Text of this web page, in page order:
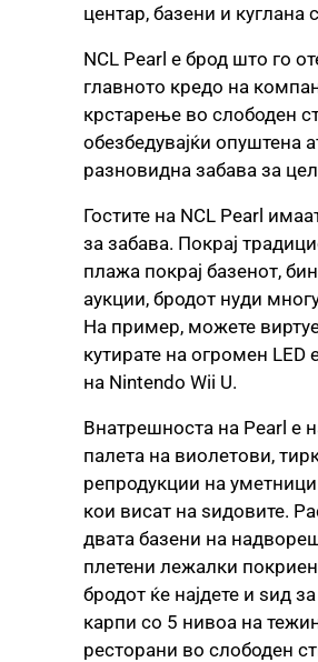
центар, базени и куглана
NCL Pearl е брод што го
главното кредо на
крстарење во слободен
обезбедувајќи опуштена
разновидна забава за
Гостите на NCL Pearl
за забава. Покрај
плажа покрај базенот,
аукции, бродот нуди
На пример, можете
кутирате на огромен
на Nintendo Wii U.
Внатрешноста на Pearl е
палета на виолетови,
репродукции на
кои висат на ѕидовите.
двата базени на
плетени лежалки
бродот ќе најдете и ѕид
карпи со 5 нивоа на
ресторани во слободен